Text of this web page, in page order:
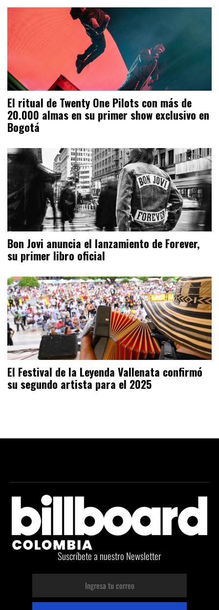
El ritual de Twenty One Pilots con más de
20.000 almas en su primer show exclusivo en
Bogotá
Bon Jovi anuncia el lanzamiento de Forever,
su primer libro oficial
El Festival de la Leyenda Vallenata confirmó
su segundo artista para el 2025
Suscríbete a nuestro Newsletter